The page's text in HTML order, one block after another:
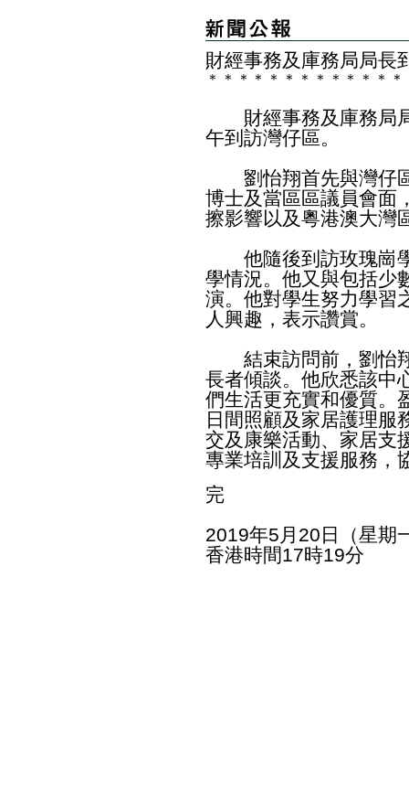
財經事務及庫務局局長
＊ ＊ ＊ ＊ ＊ ＊ ＊ ＊ ＊ ＊ ＊ ＊ ＊
財經事務及庫務局局
午到訪灣仔區。
劉怡翔首先與灣仔區
博士及當區區議員會面
擦影響以及粵港澳大灣
他隨後到訪玫瑰崗學
學情況。他又與包括少
演。他對學生努力學習
人興趣，表示讚賞。
結束訪問前，劉怡翔
長者傾談。他欣悉該中
們生活更充實和優質。
日間照顧及家居護理服
交及康樂活動、家居支
專業培訓及支援服務，
完
2019年5月20日（星期
香港時間17時19分